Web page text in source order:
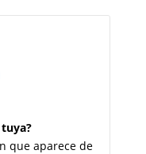
que aparece de